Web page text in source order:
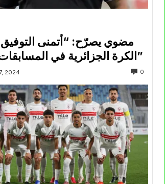
مضوي يصرّح: “أتمنى
الكرة الجزائرية في المسابقات القارية”
2024 0